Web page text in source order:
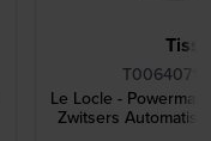
Le Locle -
Zwitsers